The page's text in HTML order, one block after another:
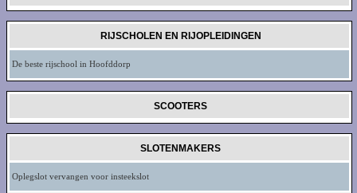
RIJSCHOLEN EN RIJOPLEIDINGEN
De beste rijschool in Hoofddorp
SCOOTERS
SLOTENMAKERS
Oplegslot vervangen voor insteekslot